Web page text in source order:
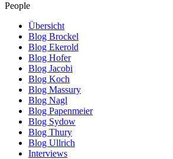
People
Übersicht
Blog Brockel
Blog Ekerold
Blog Hofer
Blog Jacobi
Blog Koch
Blog Massury
Blog Nagl
Blog Papenmeier
Blog Sydow
Blog Thury
Blog Ullrich
Interviews